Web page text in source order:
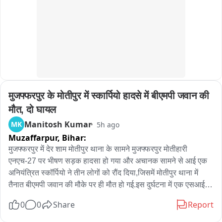
मुजफ्फरपुर के मोतीपुर में स्कार्पियो हादसे में बीएमपी जवान की
मौत, दो घायल
MK Manitosh Kumar 5h ago
Muzaffarpur, Bihar:
मुजफ्फरपुर में देर शाम मोतीपुर थाना के सामने मुजफ्फरपुर मोतीहारी
एनएच-27 पर भीषण सड़क हादसा हो गया और अचानक सामने से आई एक
अनियंत्रित स्कॉर्पियो ने तीन लोगों को रौंद दिया,जिसमें मोतीपुर थाना में
तैनात बीएमपी जवान की मौके पर ही मौत हो गई.इस दुर्घटना में एक एसआई
मच गई और घायलों को तत्काल ईलाज के लिए अस्पताल में भर्ती कराया गया
0 0 Share Report